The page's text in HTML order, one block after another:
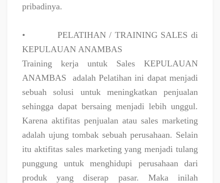
pribadinya.
•
PELATIHAN / TRAINING SALES di
KEPULAUAN ANAMBAS
Training kerja untuk Sales KEPULAUAN
ANAMBAS
adalah Pelatihan ini dapat menjadi
sebuah solusi untuk meningkatkan penjualan
sehingga dapat bersaing menjadi lebih unggul.
Karena aktifitas penjualan atau sales marketing
adalah ujung tombak sebuah perusahaan. Selain
itu aktifitas sales marketing yang menjadi tulang
punggung untuk menghidupi perusahaan dari
produk yang diserap pasar. Maka inilah